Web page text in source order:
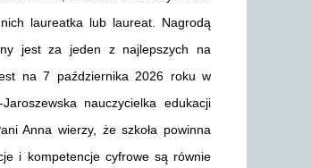
laureatka lub laureat. Nagrodą
jest za jeden z najlepszych na
na 7 października 2026 roku w
nauczycielka edukacji
Anna wierzy, że szkoła powinna
i kompetencje cyfrowe są równie